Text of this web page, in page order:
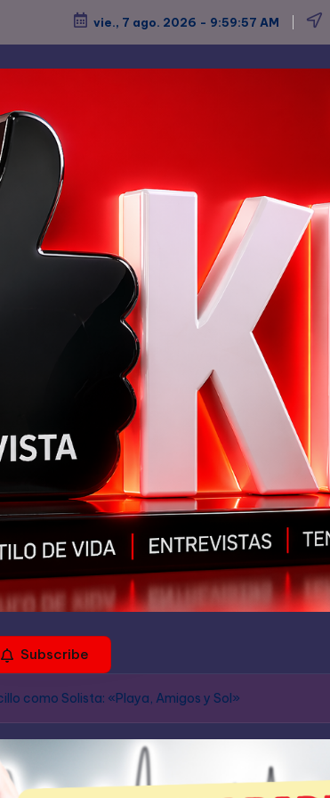
vie., 7 ago. 2026- 10:00:00 AM
Subscribe
como Solista: «Playa, Amigos y Sol»